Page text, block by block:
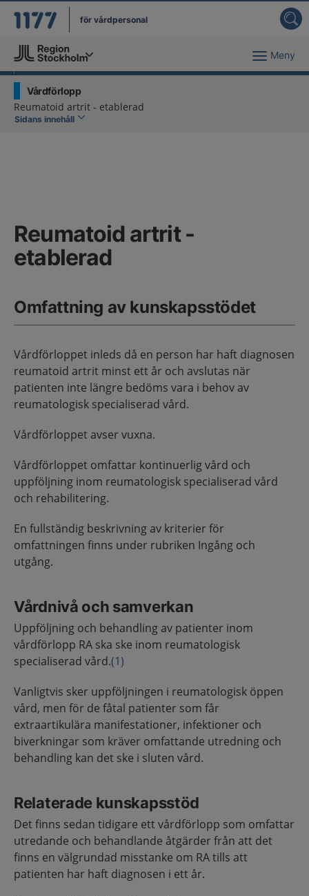
för vårdpersonal
Du har valt region Meny
Vårdförlopp
Reumatoid artrit - etablerad
Sidans innehåll
Reumatoid artrit -
etablerad
Omfattning av kunskapsstödet
Vårdförloppet inleds då en person har haft diagnosen
reumatoid artrit minst ett år och avslutas när
patienten inte längre bedöms vara i behov av
reumatologisk specialiserad vård.
Vårdförloppet avser vuxna.
Vårdförloppet omfattar kontinuerlig vård och
uppföljning inom reumatologisk specialiserad vård
och rehabilitering.
En fullständig beskrivning av kriterier för
omfattningen finns under rubriken Ingång och
utgång.
Vårdnivå och samverkan
Uppföljning och behandling av patienter inom
vårdförlopp RA ska ske inom reumatologisk
specialiserad vård.(1)
Vanligtvis sker uppföljningen i reumatologisk öppen
vård, men för de fåtal patienter som får
extraartikulära manifestationer, infektioner och
biverkningar som kräver omfattande utredning och
behandling kan det ske i sluten vård.
Relaterade kunskapsstöd
Det finns sedan tidigare ett vårdförlopp som omfattar
utredande och behandlande åtgärder från att det
finns en välgrundad misstanke om RA tills att
patienten har haft diagnosen i ett år.